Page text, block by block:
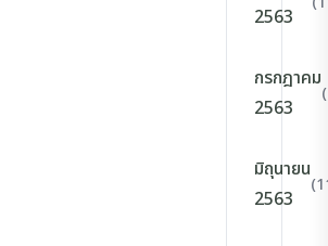
2563
กรกฎาคม
2563
มิถุนายน
2563